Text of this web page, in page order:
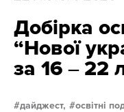
Добірка
“Нової
за 16 ‒ 22
дайджест, освітні